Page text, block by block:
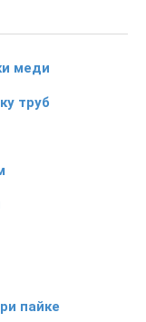
меди
труб
пайке